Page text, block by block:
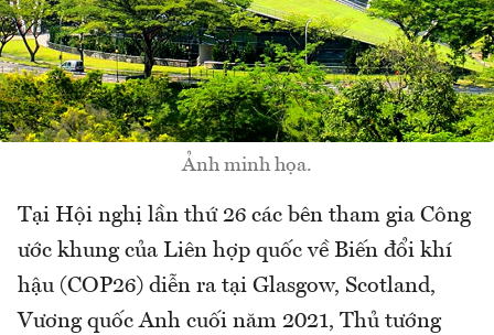
Ảnh minh họa.
Tại Hội nghị lần thứ 26 các bên tham gia Công
ước khung của Liên hợp quốc về Biến đổi khí
hậu (COP26) diễn ra tại Glasgow, Scotland,
Vương quốc Anh cuối năm 2021, Thủ tướng